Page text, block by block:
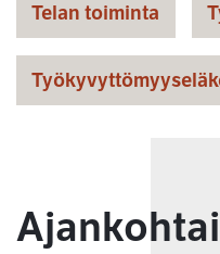
Telan toiminta